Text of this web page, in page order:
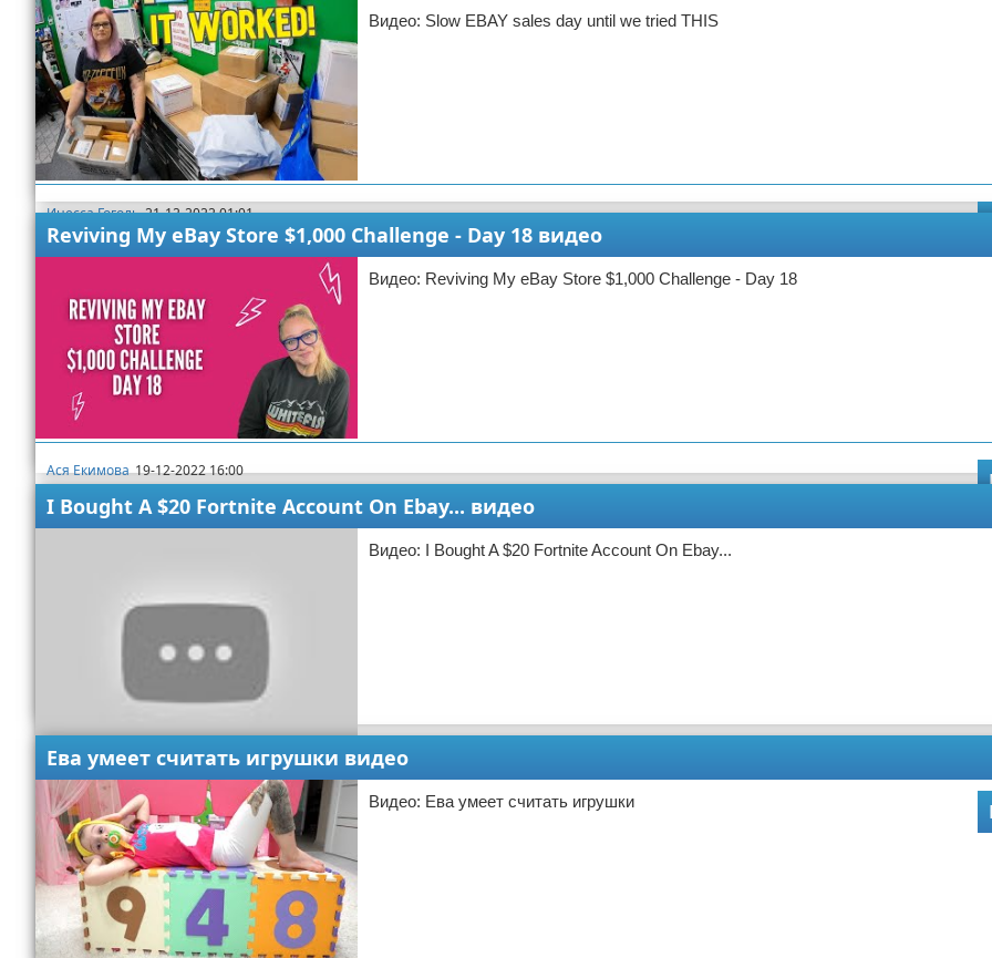
Видео: Slow EBAY sales day until we tried THIS
Инесса Гоголь 21-12-2022 01:01
ebay
Reviving My eBay Store $1,000 Challenge - Day 18 видео
Видео: Reviving My eBay Store $1,000 Challenge - Day 18
Ася Екимова 19-12-2022 16:00
ebay
I Bought A $20 Fortnite Account On Ebay... видео
Видео: I Bought A $20 Fortnite Account On Ebay...
Ирина Николаева
17-12-2022 16:30
ebay
Ева умеет считать игрушки видео
Видео: Ева умеет считать игрушки